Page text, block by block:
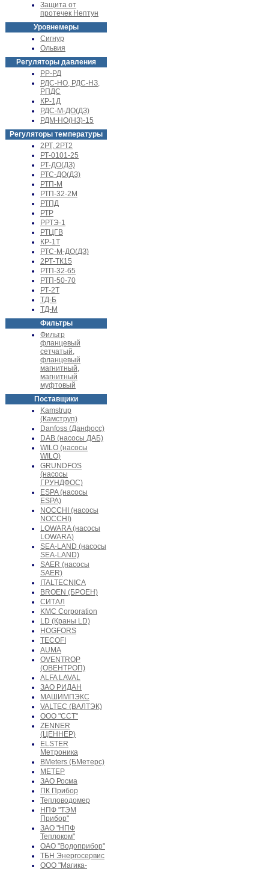
Защита от
протечек Нептун
Уровнемеры
Сигнур
Ольвия
Регуляторы давления
РР-РД
РДС-НО, РДС-НЗ,
РПДС
КР-1Д
РДС-М-ДО(ДЗ)
РДМ-НО(НЗ)-15
Регуляторы температуры
2РТ, 2РТ2
РТ-0101-25
РТ-ДО(ДЗ)
РТС-ДО(ДЗ)
РТП-М
РТП-32-2М
РТПД
РТР
РРТЭ-1
РТЦГВ
КР-1Т
РТС-М-ДО(ДЗ)
2РТ-ТК15
РТП-32-65
РТП-50-70
РТ-2Т
ТД-Б
ТД-М
Фильтры
Фильтр
фланцевый
сетчатый,
фланцевый
магнитный,
магнитный
муфтовый
Поставщики
Kamstrup
(Камструп)
Danfoss (Данфосс)
DAB (насосы ДАБ)
WILO (насосы
WILO)
GRUNDFOS
(насосы
ГРУНДФОС)
ESPA (насосы
ESPA)
NOCCHI (насосы
NOCCHI)
LOWARA (насосы
LOWARA)
SEA-LAND (насосы
SEA-LAND)
SAER (насосы
SAER)
ITALTECNICA
BROEN (БРОЕН)
СИТАЛ
KMC Corporation
LD (Краны LD)
HOGFORS
TECOFI
AUMA
OVENTROP
(ОВЕНТРОП)
ALFA LAVAL
ЗАО РИДАН
МАШИМПЭКС
VALTEC (ВАЛТЭК)
ООО "ССТ"
ZENNER
(ЦЕННЕР)
ELSTER
Метроника
BMeters (БМетерс)
МЕТЕР
ЗАО Росма
ПК Прибор
Тепловодомер
НПФ "ТЭМ
Прибор"
ЗАО "НПФ
Теплоком"
ОАО "Водоприбор"
ТБН Энергосервис
ООО "Магика-